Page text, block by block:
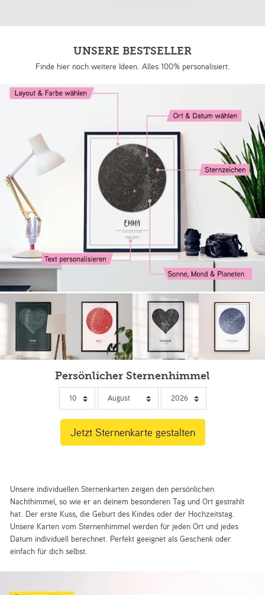
UNSERE BESTSELLER
Finde hier noch weitere Ideen. Alles 100% personalisiert.
Persönlicher Sternenhimmel
Unsere individuellen Sternenkarten zeigen den persönlichen
Nachthimmel, so wie er an deinem besonderen Tag und Ort gestrahlt
hat. Der erste Kuss, die Geburt des Kindes oder der Hochzeitstag.
Unsere Karten vom Sternenhimmel werden für jeden Ort und jedes
Datum individuell berechnet. Perfekt geeignet als Geschenk oder
einfach für dich selbst.